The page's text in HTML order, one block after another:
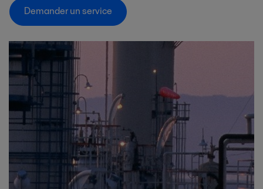
Demander un service